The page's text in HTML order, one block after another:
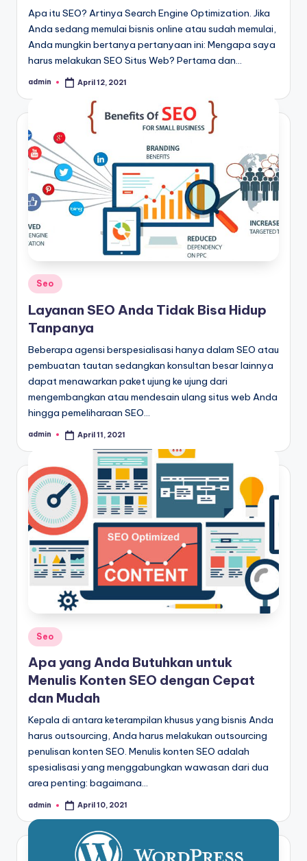
Apa itu SEO? Artinya Search Engine Optimization. Jika
Anda sedang memulai bisnis online atau sudah memulai,
Anda mungkin bertanya pertanyaan ini: Mengapa saya
harus melakukan SEO Situs Web? Pertama dan…
Posted
admin April 12, 2021
Posted
Seo
Layanan SEO Anda Tidak Bisa Hidup
Tanpanya
Beberapa agensi berspesialisasi hanya dalam SEO atau
pembuatan tautan sedangkan konsultan besar lainnya
dapat menawarkan paket ujung ke ujung dari
mengembangkan atau mendesain ulang situs web Anda
hingga pemeliharaan SEO…
Posted
admin April 11, 2021
Posted
in
Seo
Apa yang Anda Butuhkan untuk
Menulis Konten SEO dengan Cepat
dan Mudah
Kepala di antara keterampilan khusus yang bisnis Anda
harus outsourcing, Anda harus melakukan outsourcing
penulisan konten SEO. Menulis konten SEO adalah
spesialisasi yang menggabungkan wawasan dari dua
area penting: bagaimana…
Posted
admin April 10, 2021